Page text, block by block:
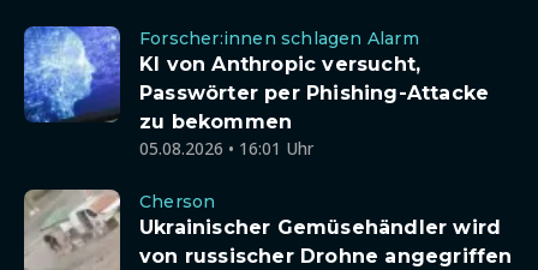
Forscher:innen schlagen Alarm
KI von Anthropic versucht,
Passwörter per Phishing-Attacke
zu bekommen
05.08.2026 • 16:01 Uhr
Cherson
Ukrainischer Gemüsehändler wird
von russischer Drohne angegriffen